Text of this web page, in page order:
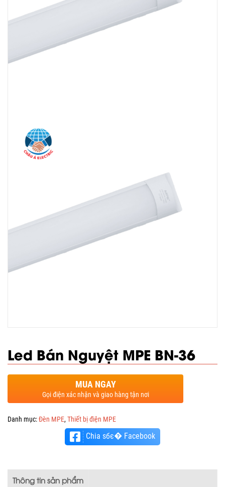
Led Bán Nguyệt MPE BN-36
MUA NGAY
Gọi điện xác nhận và giao hàng tận nơi
Danh mục:Đèn MPE, Thiết bị điện MPE
Chia sбє� Facebook
Thông tin sản phẩm